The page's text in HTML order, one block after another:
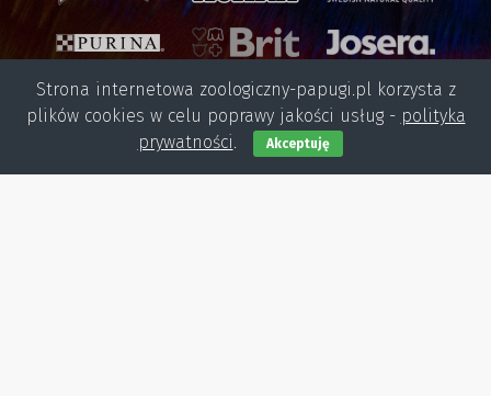
Strona internetowa zoologiczny-papugi.pl korzysta z
plików cookies w celu poprawy jakości usług - polityka
prywatności. Akceptuję